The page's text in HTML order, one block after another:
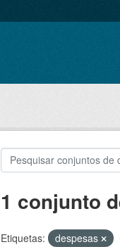
1 conjunto
Etiquetas: despesas